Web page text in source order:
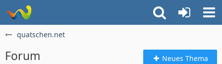
quatschen.net
Forum Neues Thema